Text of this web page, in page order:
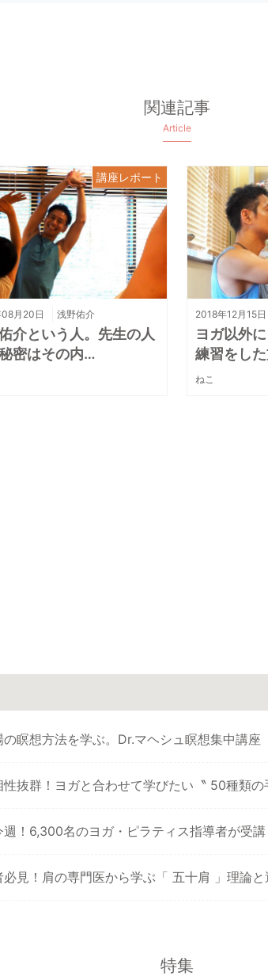
関連記事
Article
月20日 浅野佑介
介という人。先生の人
密はその内…
講座レポート
2018年12月15日
ヨガ以外
練習をし
ねこ
の瞑想方法を学ぶ。Dr.マヘシュ瞑想集中講
抜群！ヨガと合わせて学びたい〝 50種類の
週！6,300名のヨガ・ピラティス指導者が受
必見！肩の専門医から学ぶ「 五十肩 」理論
特集